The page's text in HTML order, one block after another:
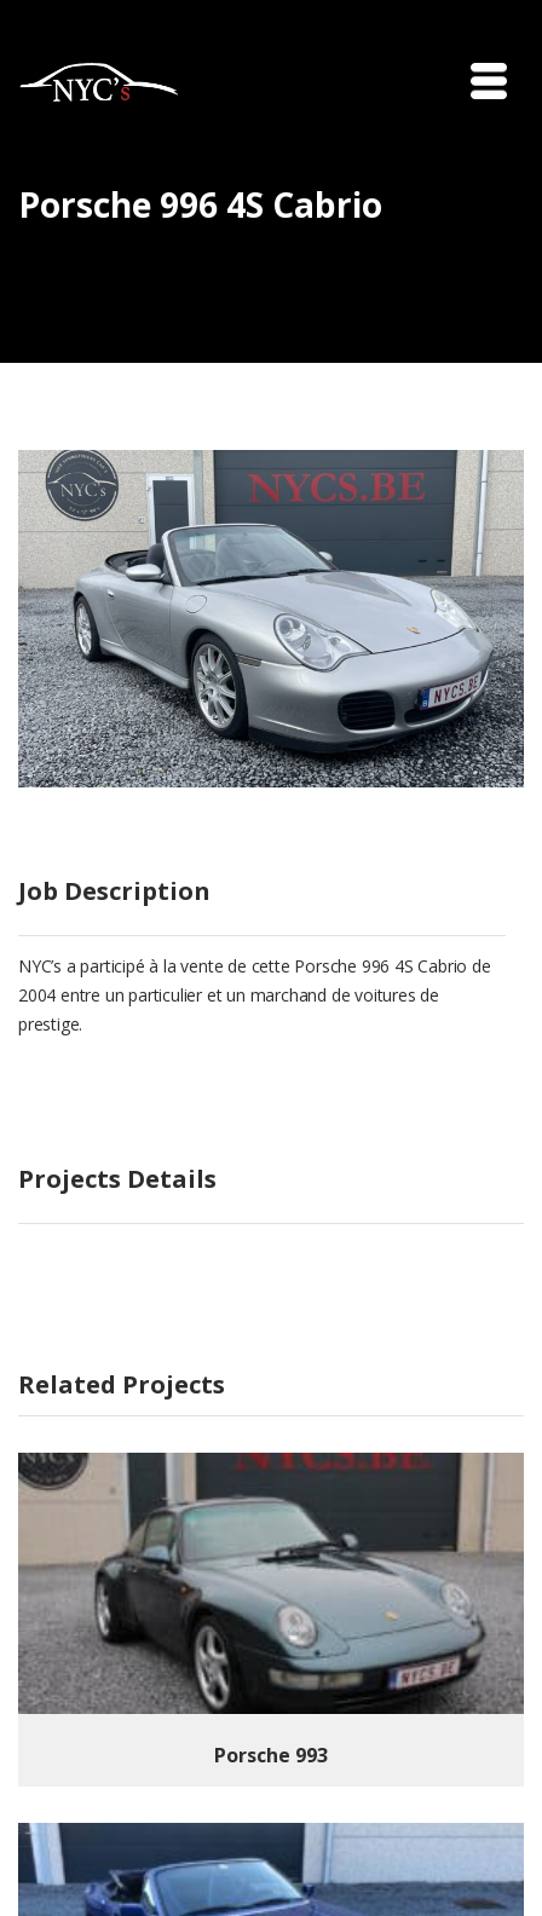
Porsche 996 4S Cabrio
Job Description
NYC’s a participé à la vente de cette Porsche 996 4S Cabrio de
2004 entre un particulier et un marchand de voitures de
prestige.
Projects Details
Related Projects
Porsche 993